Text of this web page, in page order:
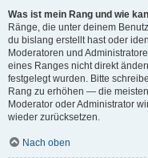
Was ist mein Rang und wie
Ränge, die unter deinem
du bislang erstellt hast oder
Moderatoren und
eines Ranges nicht direkt
festgelegt wurden. Bitte
Rang zu erhöhen — die
Moderator oder Administrator
wieder zurücksetzen.
Nach oben